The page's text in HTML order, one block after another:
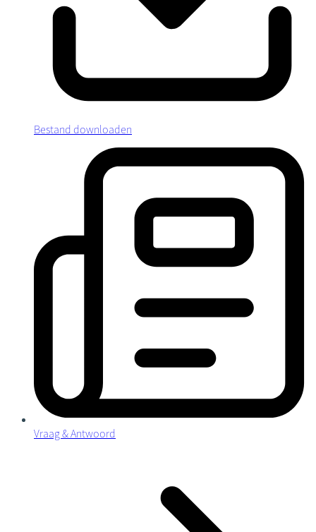
Bestand downloaden
Vraag & Antwoord